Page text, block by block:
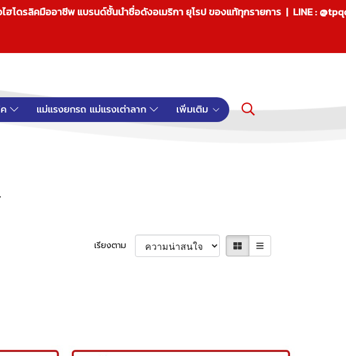
โดรลิคมืออาชีพ แบรนด์ชั้นนำชื่อดังอเมริกา ยุโรป ของแท้ทุกรายการ | LINE :
แม่แรงยกรถ แม่แรงเต่าลาก เพิ่มเติม
เรียงตาม